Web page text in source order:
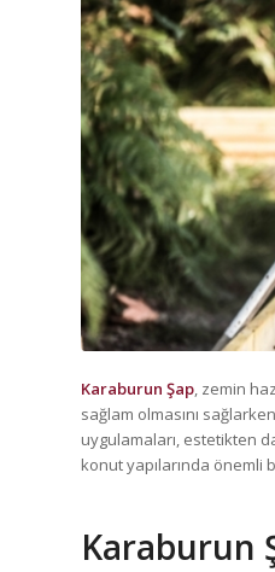
Karaburun Şap , zemin
sağlam olmasını
uygulamaları, estetikten
konut yapılarında önemli
Karaburun